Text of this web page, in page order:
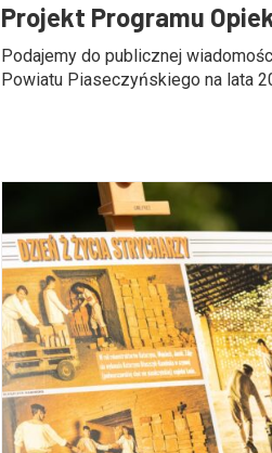
Projekt Programu
Podajemy do publicznej
Powiatu Piaseczyńskiego na lata